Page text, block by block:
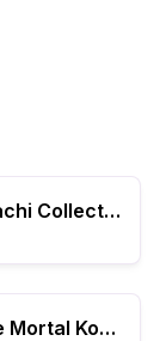
Tomodachi Collection
Ultimate Mortal Kombat 3